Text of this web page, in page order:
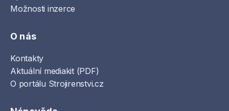
Možnosti inzerce
O nás
Kontakty
Aktuální mediakit (PDF)
O portálu Strojirenstvi.cz